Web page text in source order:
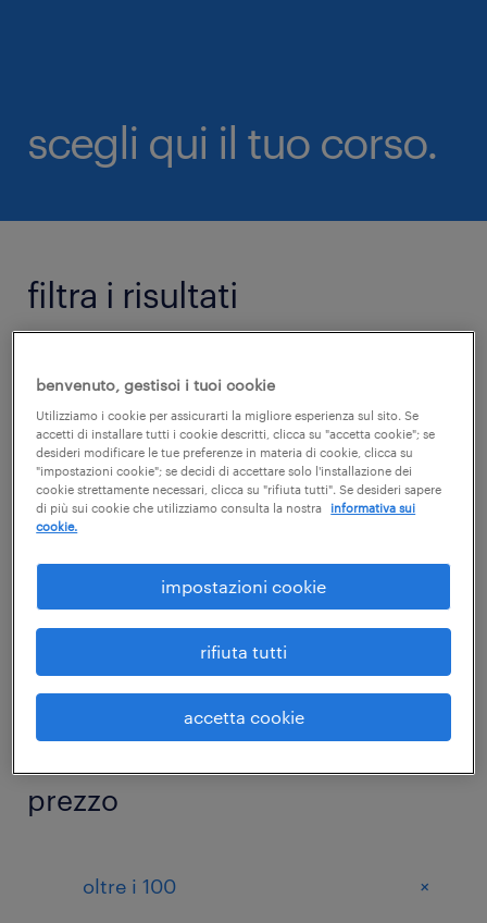
scegli qui il tuo corso.
filtra i risultati
rimuovi filtri +
categoria
sicurezza +
sotto categoria
Microsoft POWER POINT +
prezzo
oltre i 100 +
benvenuto, gestisci i tuoi cookie
Utilizziamo i cookie per assicurarti la migliore esperienza sul sito. Se
accetti di installare tutti i cookie descritti, clicca su "accetta cookie"; se
desideri modificare le tue preferenze in materia di cookie, clicca su
"impostazioni cookie"; se decidi di accettare solo l'installazione dei
cookie strettamente necessari, clicca su "rifiuta tutti". Se desideri sapere
di più sui cookie che utilizziamo consulta la nostra
informativa sui
cookie.
impostazioni cookie
rifiuta tutti
accetta cookie